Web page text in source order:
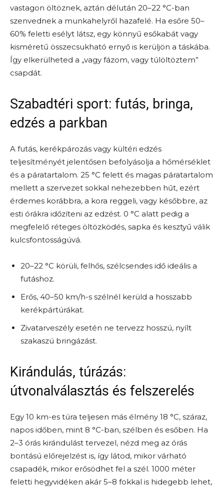
vastagon öltöznek, aztán délután 20–22 °C-ban
szenvednek a munkahelyről hazafelé. Ha esőre 50–
60% feletti esélyt látsz, egy könnyű esőkabát vagy
kisméretű összecsukható ernyő is kerüljön a táskába.
Így elkerülheted a „vagy fázom, vagy túlöltöztem”
csapdát.
Szabadtéri sport: futás, bringa,
edzés a parkban
A futás, kerékpározás vagy kültéri edzés
teljesítményét jelentősen befolyásolja a hőmérséklet
és a páratartalom. 25 °C felett és magas páratartalom
mellett a szervezet sokkal nehezebben hűt, ezért
érdemes korábbra, a kora reggeli, vagy későbbre, az
esti órákra időzíteni az edzést. 0 °C alatt pedig a
megfelelő réteges öltözködés, sapka és kesztyű válik
kulcsfontosságúvá.
20–22 °C körüli, felhős, szélcsendes idő ideális a
futáshoz.
Erős, 40–50 km/h-s szélnél kerüld a hosszabb
kerékpártúrákat.
Zivatarveszély esetén ne tervezz hosszú, nyílt
szakaszú bringázást.
Kirándulás, túrázás:
útvonalválasztás és felszerelés
Egy 10 km-es túra teljesen más élmény 18 °C, száraz,
napos időben, mint 8 °C-ban, szélben és esőben. Ha
2–3 órás kirándulást tervezel, nézd meg az órás
bontású előrejelzést is, így látod, mikor várható
csapadék, mikor erősödhet fel a szél. 1000 méter
feletti hegyvidéken akár 5–8 fokkal is hidegebb lehet,